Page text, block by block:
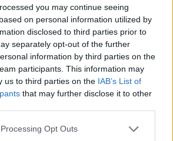
you may continue seeing
on personal information utilized by
disclosed to third parties prior to
separately opt-out of the further
information by third parties on the
participants. This information may
us to third parties on the IAB’s List of
that may further disclose it to other
website/app uses one or more Google
Opt Outs
diva: base luminosa step-by-